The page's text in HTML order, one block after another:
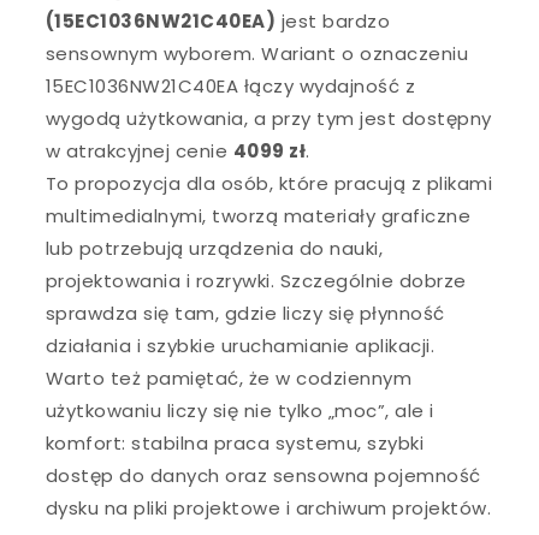
(15EC1036NW21C40EA) jest bardzo
sensownym wyborem. Wariant o oznaczeniu
15EC1036NW21C40EA łączy wydajność z
wygodą użytkowania, a przy tym jest dostępny
w atrakcyjnej cenie 4099 zł.
To propozycja dla osób, które pracują z plikami
multimedialnymi, tworzą materiały graficzne
lub potrzebują urządzenia do nauki,
projektowania i rozrywki. Szczególnie dobrze
sprawdza się tam, gdzie liczy się płynność
działania i szybkie uruchamianie aplikacji.
Warto też pamiętać, że w codziennym
użytkowaniu liczy się nie tylko „moc”, ale i
komfort: stabilna praca systemu, szybki
dostęp do danych oraz sensowna pojemność
dysku na pliki projektowe i archiwum projektów.